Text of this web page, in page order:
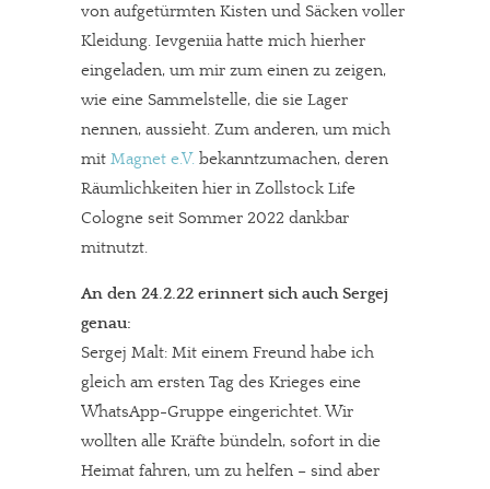
von aufgetürmten Kisten und Säcken voller
Kleidung. Ievgeniia hatte mich hierher
eingeladen, um mir zum einen zu zeigen,
wie eine Sammelstelle, die sie Lager
nennen, aussieht. Zum anderen, um mich
mit Magnet e.V. bekanntzumachen, deren
Räumlichkeiten hier in Zollstock Life
Cologne seit Sommer 2022 dankbar
mitnutzt.
An den 24.2.22 erinnert sich auch Sergej
genau:
Sergej Malt: Mit einem Freund habe ich
gleich am ersten Tag des Krieges eine
WhatsApp-Gruppe eingerichtet. Wir
wollten alle Kräfte bündeln, sofort in die
Heimat fahren, um zu helfen – sind aber